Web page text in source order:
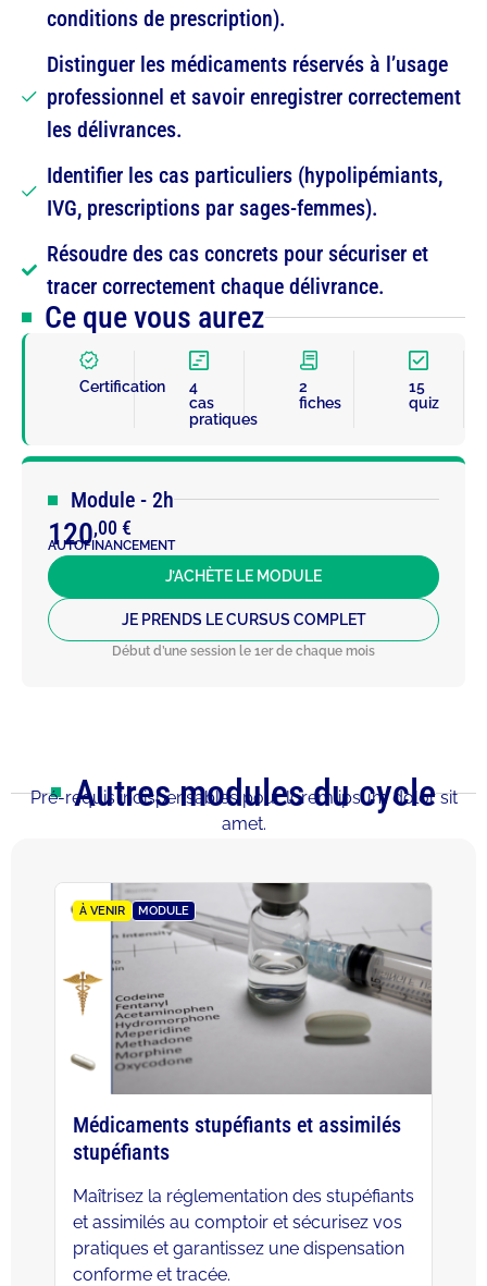
conditions de prescription).
Distinguer les médicaments réservés à l’usage
professionnel et savoir enregistrer correctement
les délivrances.
Identifier les cas particuliers (hypolipémiants,
IVG, prescriptions par sages-femmes).
Résoudre des cas concrets pour sécuriser et
tracer correctement chaque délivrance.
Ce que vous aurez
Certification
4
cas
pratiques
2
fiches
15
quiz
Module - 2h
120,00 €
AUTOFINANCEMENT
J’ACHÈTE LE MODULE
JE PRENDS LE CURSUS COMPLET
Début d’une session le 1er de chaque mois
Autres modules du cycle
Pré-requis indispensables pour lorem ipsum dolor sit
amet.
À VENIR MODULE
Médicaments stupéfiants et assimilés
stupéfiants
Maîtrisez la réglementation des stupéfiants
et assimilés au comptoir et sécurisez vos
pratiques et garantissez une dispensation
conforme et tracée.